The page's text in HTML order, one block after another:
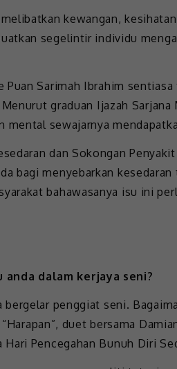
kewangan,
segelintir individu
Puan Sarimah Ibrahim
graduan Ijazah
sewajarnya
dan Sokongan
bagi menyebarkan
bahawasanya isu ini
dalam kerjaya seni?
penggiat seni.
duet bersama
Pencegahan Bunuh Diri